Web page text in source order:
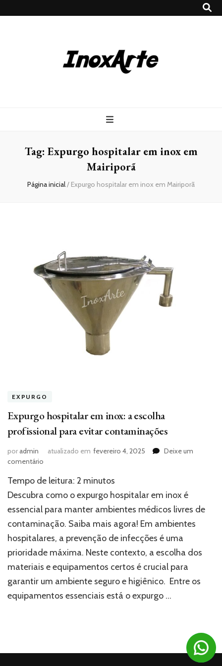
Tag: Expurgo hospitalar em inox em
Mairiporã
Página inicial/ Expurgo hospitalar em inox em Mairiporã
EXPURGO
Expurgo hospitalar em inox: a escolha
profissional para evitar contaminações
poradmin atualizado em fevereiro 4, 2025
Deixe um
comentário
hospitalar
em
a
escolha
para
evitar
contaminações
Tempo de leitura: 2 minutos
Descubra como o expurgo hospitalar em inox é
essencial para manter ambientes médicos livres de
contaminação. Saiba mais agora! Em ambientes
hospitalares, a prevenção de infecções é uma
prioridade máxima. Neste contexto, a escolha dos
materiais e equipamentos certos é crucial para
garantir um ambiente seguro e higiênico. Entre os
equipamentos essenciais está o expurgo …